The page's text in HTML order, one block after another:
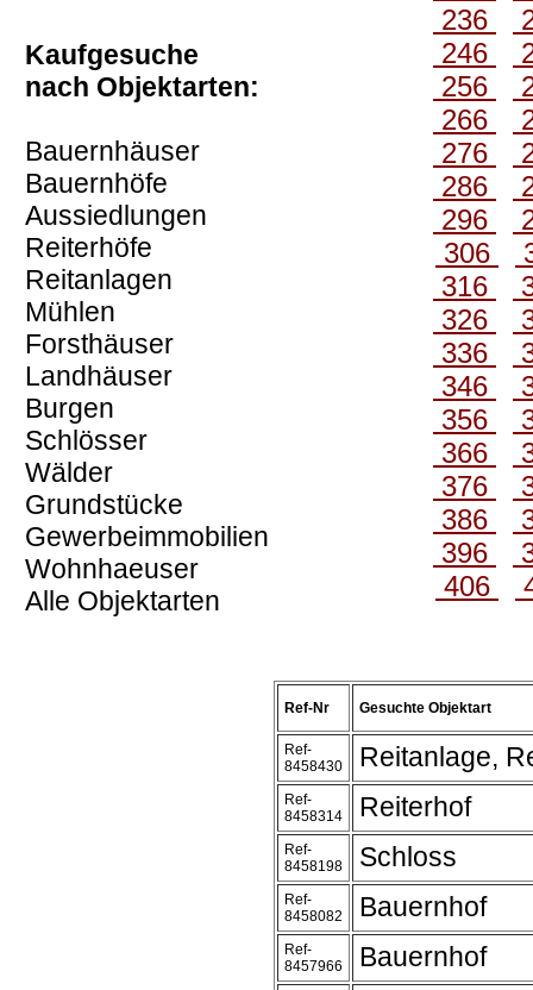
Kaufgesuche
nach Objektarten:
Bauernhäuser
Bauernhöfe
Aussiedlungen
Reiterhöfe
Reitanlagen
Mühlen
Forsthäuser
Landhäuser
Burgen
Schlösser
Wälder
Grundstücke
Gewerbeimmobilien
Wohnhaeuser
Alle Objektarten
236
246
256
266
276
286
296
306
316
326
336
346
356
366
376
386
396
406
Ref-Nr Gesuchte Objektart
Ref-
8458430
Reitanlage,
Ref-
8458314
Reiterhof
Ref-
8458198
Schloss
Ref-
8458082
Bauernhof
Ref-
8457966
Bauernhof